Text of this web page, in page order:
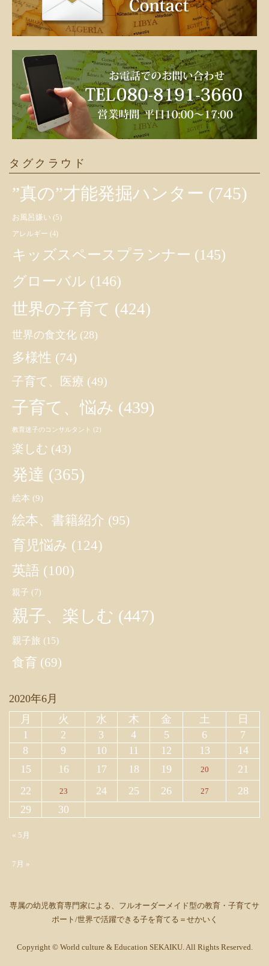
タグクラウド
”真の”才能発掘ハンター (745)
お風呂嫌い (5)
アレルギー (4)
キッズスペースプランナー (145)
グローバル (146)
世界の子育て (424)
世界の食文化 (28)
多様性 (74)
子育て、医療 (49)
子育て、悩み (439)
教育迷子のコンサルタント (2)
楽しむ (43)
発達 (365)
絵本 (9)
絵本、書籍紹介 (95)
育児悩み (124)
英語 (100)
親子 (7)
親子、楽しむ (447)
親子旅 (15)
食育 (69)
2020年6月
月
火 水 木 金 土
日
1
2 3 4 5 6
7
8
9 10 11 12 13
14
15
16 17 18 19 20
21
22
23 24 25 26 27
28
29
30
« 5月
7月 »
専属の幼児教育専門家による、フルオーダーメイド型の教育・子育てサ
ポート/世界で活躍できる子を育てる＝せかいく
Copyright © World culture & Education SEKAIKU. All Rights Reserved.